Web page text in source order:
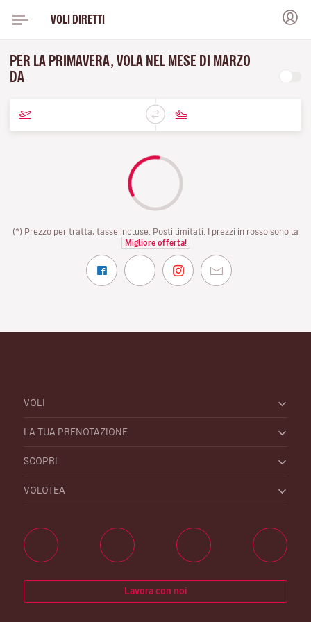
VOLI DIRETTI
PER LA PRIMAVERA, VOLA NEL MESE DI MARZO
DA
(*) Prezzo per tratta, tasse incluse. Posti limitati. I prezzi in rosso sono la
Migliore offerta!
VOLI
LA TUA PRENOTAZIONE
SCOPRI
VOLOTEA
Lavora con noi